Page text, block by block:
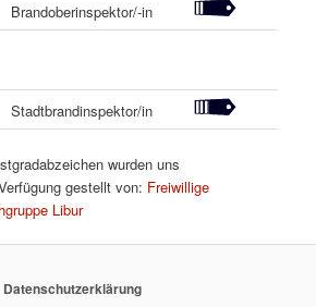
Brandoberinspektor/-in
Stadtbrandinspektor/in
wurden uns
gestellt von: Freiwillige
Libur
Datenschutzerklärung